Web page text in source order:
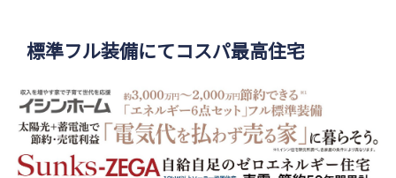
標準フル装備にてコスパ最高住宅